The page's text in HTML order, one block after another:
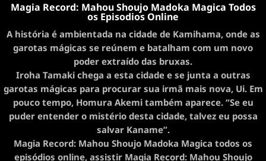
Magia Record: Mahou Shoujo Madoka Magica Todos
os Episodios Online
A história é ambientada na cidade de Kamihama, onde as
garotas mágicas se reúnem e batalham com um novo
poder extraído das bruxas.
Iroha Tamaki chega a esta cidade e se junta a outras
garotas mágicas para procurar sua irmã mais nova, Ui. Em
pouco tempo, Homura Akemi também aparece. “Se eu
puder entender o mistério desta cidade, talvez eu possa
salvar Kaname”.
Magia Record: Mahou Shoujo Madoka Magica todos os
episódios online, assistir Magia Record: Mahou Shoujo